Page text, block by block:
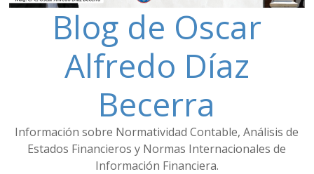
Blog de Oscar
Alfredo Díaz
Becerra
Información sobre Normatividad Contable, Análisis de
Estados Financieros y Normas Internacionales de
Información Financiera.